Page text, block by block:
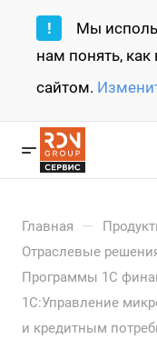
! Мы
нам понять,
сайтом.
Главная —
Отраслевые
Программы 1С
1С:Управление
и кредитным